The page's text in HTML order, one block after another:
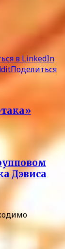
в LinkedIn
Поделиться
Дэвиса